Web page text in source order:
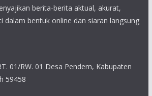
berita-berita aktual, akurat,
dalam bentuk online dan siaran langsung
01/RW. 01 Desa Pendem, Kabupaten
59458